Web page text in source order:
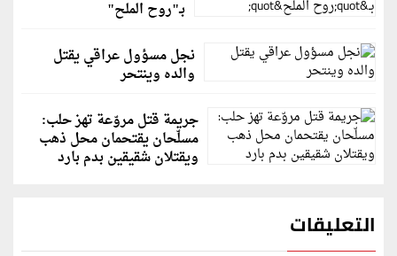
بـ"روح الملح"
نجل مسؤول عراقي يقتل
والده وينتحر
جريمة قتل مروّعة تهز حلب:
مسلّحان يقتحمان محل ذهب
ويقتلان شقيقين بدم بارد
التعليقات